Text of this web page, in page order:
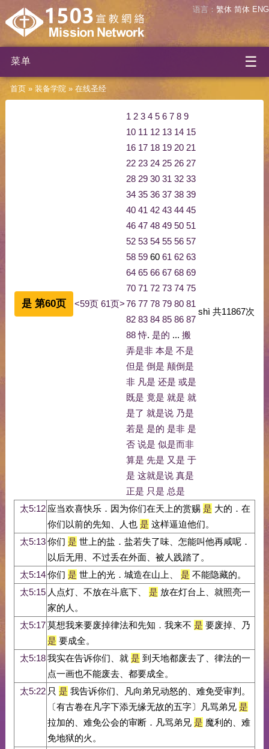
语言： 繁体 简体 ENG
菜单 ☰
首页» 装备学院 » 在线圣经
是 第60页 <59页 61页>
1 2 3 4 5 6 7 8 9
10 11 12 13 14 15
16 17 18 19 20 21
22 23 24 25 26 27
28 29 30 31 32 33
34 35 36 37 38 39
40 41 42 43 44 45
46 47 48 49 50 51
52 53 54 55 56 57
58 59 60 61 62 63
64 65 66 67 68 69
70 71 72 73 74 75
76 77 78 79 80 81
82 83 84 85 86 87
88 恃. 是的 ... 搬
弄是非 本是 不是
但是 倒是 颠倒是
非 凡是 还是 或是
既是 竟是 就是 就
是了 就是说 乃是
若是 是的 是非 是
否 说是 似是而非
算是 先是 又是 于
是 这就是说 真是
正是 只是 总是
shì 共11867次
太5:12 应当欢喜快乐．因为你们在天上的赏赐 是 大的．在
你们以前的先知、人也 是 这样逼迫他们。
太5:13你们 是 世上的盐．盐若失了味、怎能叫他再咸呢．
以后无用、不过丢在外面、被人践踏了。
太5:14你们 是 世上的光．城造在山上、 是 不能隐藏的。
太5:15 人点灯、不放在斗底下、 是 放在灯台上、就照亮一
家的人。
太5:17莫想我来要废掉律法和先知．我来不 是 要废掉、乃
是 要成全。
太5:18我实在告诉你们、就 是 到天地都废去了、律法的一
点一画也不能废去、都要成全。
太5:22 只 是 我告诉你们、凡向弟兄动怒的、难免受审判。
〔有古卷在凡字下添无缘无故的五字〕凡骂弟兄 是
拉加的、难免公会的审断．凡骂弟兄 是 魔利的、难
免地狱的火。